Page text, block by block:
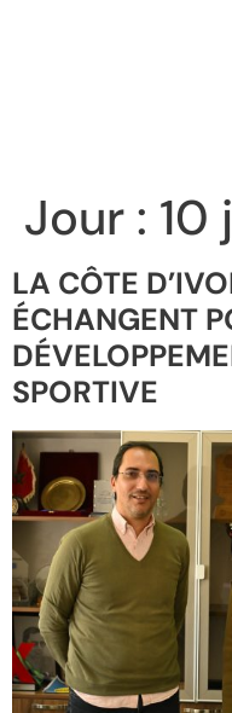
Jour : 10
LA CÔTE
ÉCHANGENT
SPORTIVE